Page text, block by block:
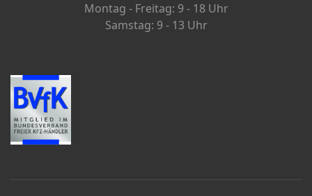
Montag - Freitag: 9 - 18 Uhr
Samstag: 9 - 13 Uhr